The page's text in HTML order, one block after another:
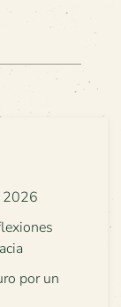
2026
por un